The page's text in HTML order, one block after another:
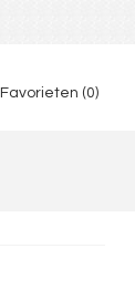
Favorieten (0)